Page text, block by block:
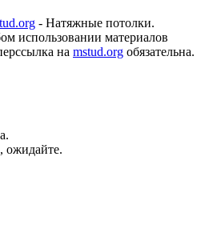
- Натяжные потолки.
использовании материалов
на mstud.org обязательна.
ожидайте.